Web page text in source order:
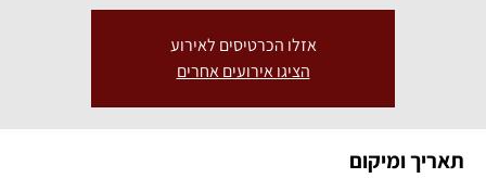
אזלו הכרטיסים לאירוע
הציגו אירועים אחרים
תאריך ומיקום